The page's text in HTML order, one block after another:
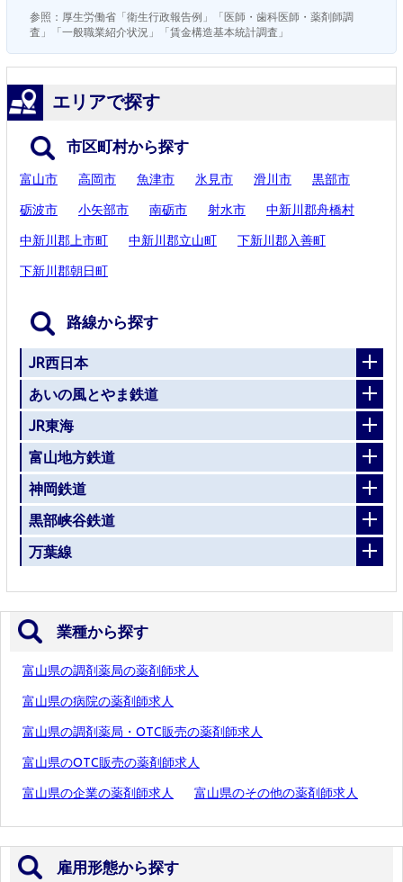
参照：厚生労働省「衛生行政報告例」「医師・歯科医師・薬剤師調
査」「一般職業紹介状況」「賃金構造基本統計調査」
エリアで探す
市区町村から探す
富山市 高岡市 魚津市 氷見市 滑川市 黒部市
砺波市 小矢部市 南砺市 射水市 中新川郡舟橋村
中新川郡上市町 中新川郡立山町 下新川郡入善町
下新川郡朝日町
路線から探す
JR西日本
あいの風とやま鉄道
JR東海
富山地方鉄道
神岡鉄道
黒部峡谷鉄道
万葉線
業種から探す
富山県の調剤薬局の薬剤師求人
富山県の病院の薬剤師求人
富山県の調剤薬局・OTC販売の薬剤師求人
富山県のOTC販売の薬剤師求人
富山県の企業の薬剤師求人 富山県のその他の薬剤師求人
雇用形態から探す